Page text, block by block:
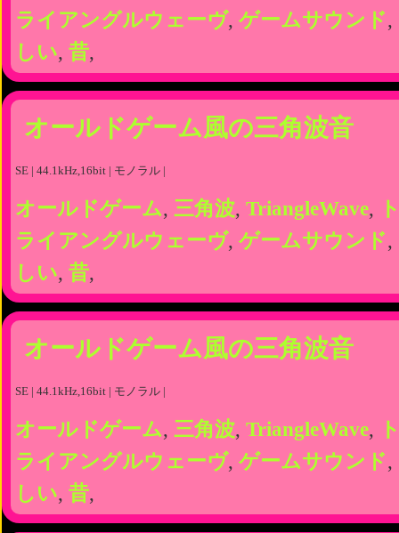
ライアングルウェーヴ, ゲームサウンド,
しい, 昔,
オールドゲーム風の三角波音
SE | 44.1kHz,16bit | モノラル |
オールドゲーム, 三角波, TriangleWave,
ライアングルウェーヴ, ゲームサウンド,
しい, 昔,
オールドゲーム風の三角波音
SE | 44.1kHz,16bit | モノラル |
オールドゲーム, 三角波, TriangleWave,
ライアングルウェーヴ, ゲームサウンド,
しい, 昔,